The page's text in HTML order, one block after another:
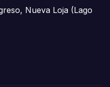
Nueva Loja (Lago